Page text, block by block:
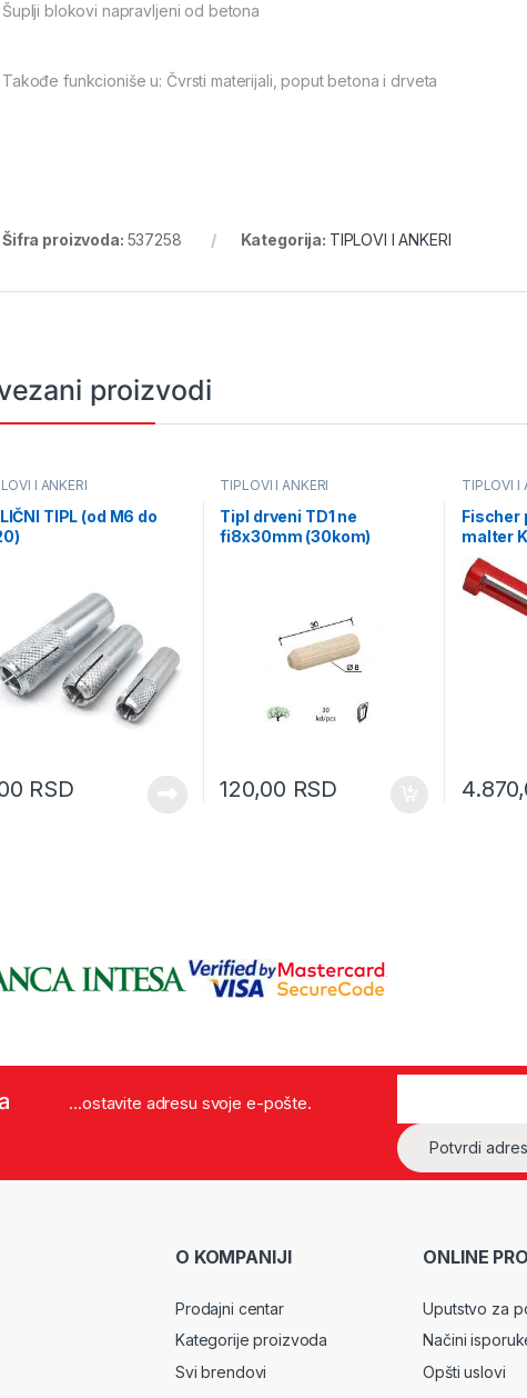
Šuplji blokovi napravljeni od betona
Takođe funkcioniše u: Čvrsti materijali, poput betona i drveta
Šifra proizvoda: 537258 Kategorija: TIPLOVI I ANKERI
proizvodi
I ANKERI
TIPL (od M6 do
RSD
TIPLOVI I ANKERI
Tipl drveni TD1 ne
fi8x30mm (30kom)
120,00 RSD
TIPLOVI I
Fischer
malter
...ostavite adresu svoje e-pošte.
O KOMPANIJI
Prodajni centar
Kategorije proizvoda
Svi brendovi
ONLINE
Uputstvo za
Načini
Opšti uslovi